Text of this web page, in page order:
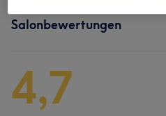
Salonbewertungen
4,7